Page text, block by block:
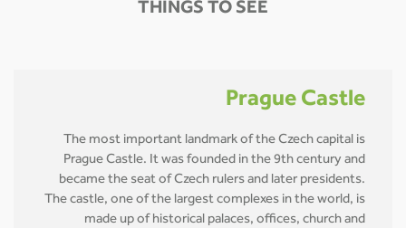
THINGS TO SEE
Prague Castle
The most important landmark of the Czech capital is
Prague Castle. It was founded in the 9th century and
became the seat of Czech rulers and later presidents.
The castle, one of the largest complexes in the world, is
made up of historical palaces, offices, church and